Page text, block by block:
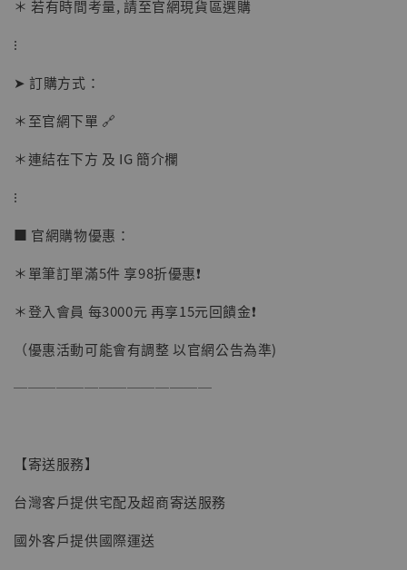
【店內現貨】海賊王 系列蒐藏雕像 布魯克達
NT$ 1,870
＊ 若有時間考量, 請至官網現貨區選購
⁝
➤ 訂購方式：
＊至官網下單 🔗
＊連結在下方 及 IG 簡介欄
⁝
■ 官網購物優惠：
＊單筆訂單滿5件 享98折優惠❗️
＊登入會員 每3000元 再享15元回饋金❗️
（優惠活動可能會有調整 以官網公告為準)
──────────────
【寄送服務】
台灣客戶提供宅配及超商寄送服務
國外客戶提供國際運送